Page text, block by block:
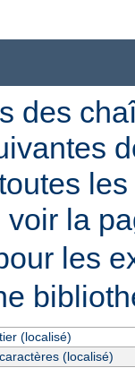
des
voir la
les
(localisé)
(localisé)